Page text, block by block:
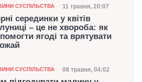
СУСПІЛЬСТВА Дата публікації
11 травня, 20:07
серединки у квітів
– це не хвороба: як
ягоді та врятувати
СУСПІЛЬСТВА Дата публікації
08 травня, 04:02